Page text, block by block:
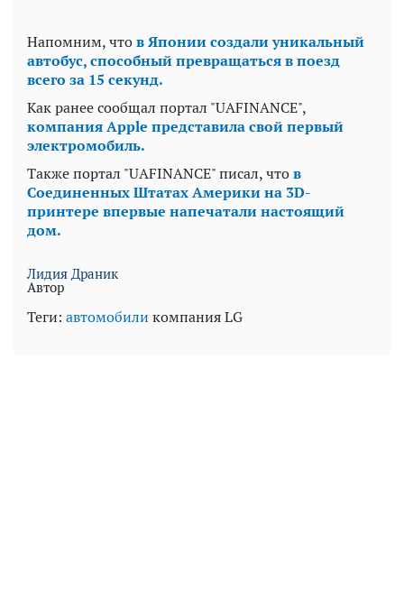
Напомним, чтов Японии создали уникальный
автобус, способный превращаться в поезд
всего за 15 секунд.
Как ранее сообщал портал "UAFINANCE",
компания Apple представила свой первый
электромобиль.
Также портал "UAFINANCE" писал, чтов
Соединенных Штатах Америки на 3D-
принтере впервые напечатали настоящий
дом.
Лидия Драник
Автор
Теги: автомобили компания LG